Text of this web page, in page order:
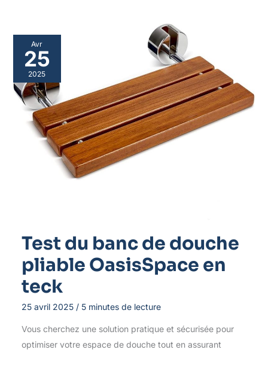
Avr
25
2025
Test du banc de douche
pliable OasisSpace en
teck
25 avril 2025 / 5 minutes de lecture
Vous cherchez une solution pratique et sécurisée pour
optimiser votre espace de douche tout en assurant